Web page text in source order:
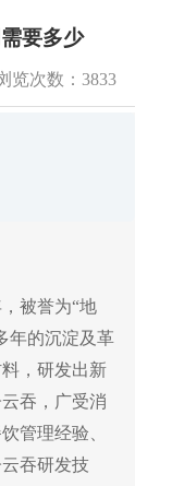
要多少
览次数： 3833
被誉为“地
年的沉淀及革
，研发出新
吞，广受消
管理经验、
吞研发技